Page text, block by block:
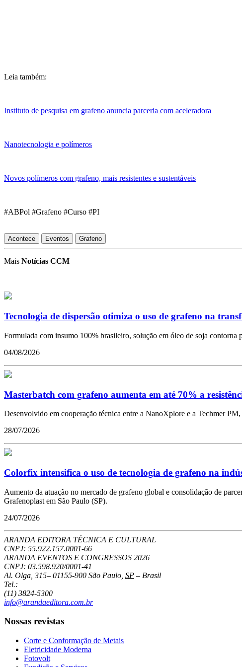
Leia também:
Instituto de pesquisa em grafeno anuncia parceria com aceleradora
Nanotecnologia e polímeros
Novos polímeros com grafeno, mais resistentes e sustentáveis
#ABPol #Grafeno #Curso #PI
Acontece Eventos Grafeno
Mais Notícias CCM
Tecnologia de dispersão otimiza o uso de grafeno na
Formulada com insumo 100% brasileiro, solução em óleo de soja
04/08/2026
Masterbatch com grafeno aumenta em até 70% a
Desenvolvido em cooperação técnica entre a NanoXplore e a Techmer
28/07/2026
Colorfix intensifica o uso de tecnologia de grafeno na
Aumento da atuação no mercado de grafeno global e consolidação de
Grafenoplast em São Paulo (SP).
24/07/2026
ARANDA EDITORA TÉCNICA E CULTURAL
CNPJ: 55.922.157.0001-66
ARANDA EVENTOS E CONGRESSOS 2026
CNPJ: 03.598.920/0001-41
Al. Olga, 315– 01155-900 São Paulo SP – Brasil
Tel.:
(11) 3824-5300
info@arandaeditora.com.br
Nossas revistas
Corte e Conformação de Metais
Eletricidade Moderna
Fotovolt